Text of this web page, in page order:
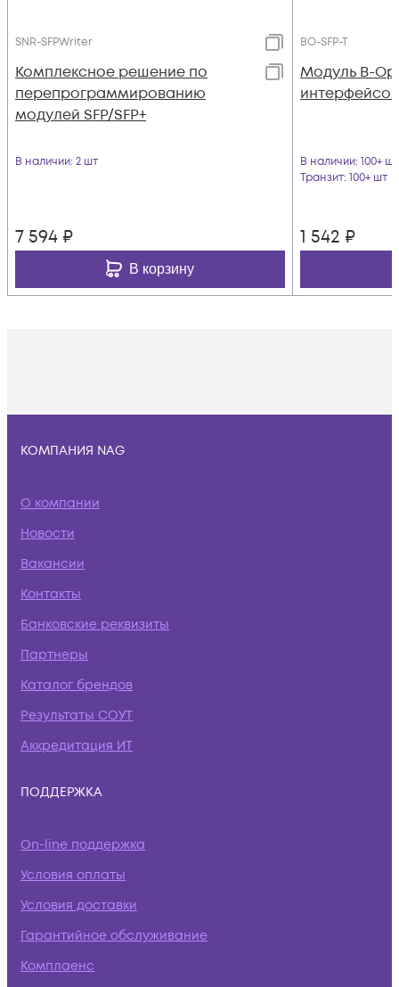
SNR-SFPWriter
Комплексное решение по
перепрограммированию
модулей SFP/SFP+
В наличии: 2 шт
7 594 ₽
В корзину
BO-SFP-T
Модуль B-
В наличии: 100+ шт
Транзит: 100+ шт
1 542 ₽
КОМПАНИЯ NAG
О компании
Новости
Вакансии
Контакты
Банковские реквизиты
Партнеры
Каталог брендов
Результаты СОУТ
Аккредитация ИТ
ПОДДЕРЖКА
On-line поддержка
Условия оплаты
Условия доставки
Гарантийное обслуживание
Комплаенс